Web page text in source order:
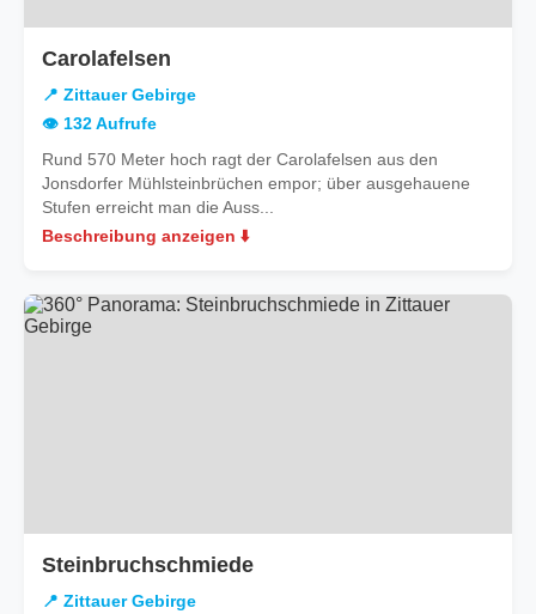
Carolafelsen
Gebirge
📍 Zittauer Gebirge
👁️ 132 Aufrufe
Rund 570 Meter hoch ragt der Carolafelsen aus den
Jonsdorfer Mühlsteinbrüchen empor; über ausgehauene
Stufen erreicht man die Auss...
Beschreibung anzeigen ⬇️
Steinbruchschmiedein
📍 Zittauer Gebirge